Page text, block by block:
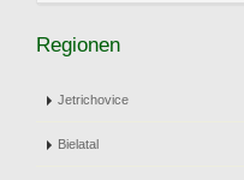
Regionen
Jetrichovice
Bielatal